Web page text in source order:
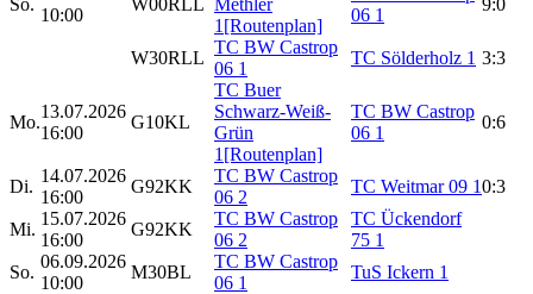
10:00
1 [Routenplan]
06 1
W30RLL
TC BW Castrop
06 1
TC Sölderholz 1 3:3
Mo.
13.07.2026
16:00
G10KL
TC Buer
Schwarz-Weiß-
Grün
1 [Routenplan]
TC BW Castrop
06 1
0:6
Di.
14.07.2026
16:00
G92KK
TC BW Castrop
06 2
TC Weitmar 09 10:3
Mi.
15.07.2026
16:00
G92KK
TC BW Castrop
06 2
TC Ückendorf
75 1
So.
06.09.2026
10:00
M30BL
TC BW Castrop
06 1
TuS Ickern 1